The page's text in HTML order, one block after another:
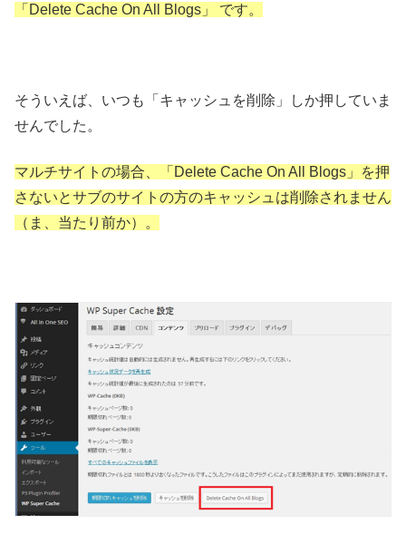
「Delete Cache On All Blogs」 です。
そういえば、いつも「キャッシュを削除」しか押していま
せんでした。
マルチサイトの場合、「Delete Cache On All Blogs」を押
さないとサブのサイトの方のキャッシュは削除されません
（ま、当たり前か）。